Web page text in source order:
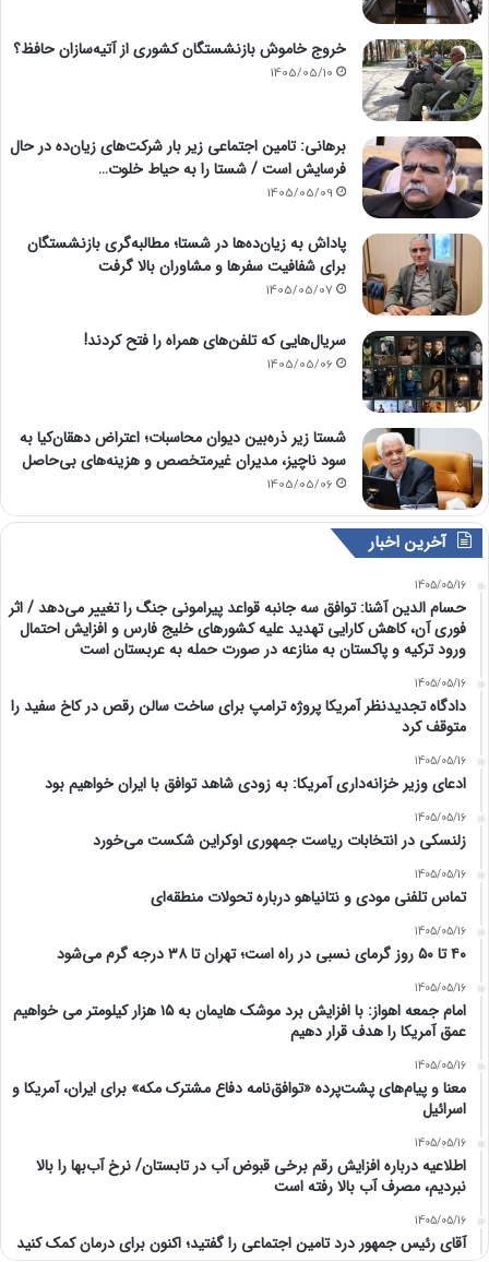
خروج خاموش بازنشستگان کشوری از آتیه‌سازان حافظ؟
1405/05/10
برهانی: تامین اجتماعی زیر بار شرکت‌های زیان‌ده در حال
فرسایش است / شستا را به حیاط خلوت…
1405/05/09
پاداش به زیان‌ده‌ها در شستا؛ مطالبه‌گری بازنشستگان
برای شفافیت سفرها و مشاوران بالا گرفت
1405/05/07
سریال‌هایی که تلفن‌های همراه را فتح کردند!
1405/05/06
شستا زیر ذره‌بین دیوان محاسبات؛ اعتراض دهقان‌کیا به
سود ناچیز، مدیران غیرمتخصص و هزینه‌های بی‌حاصل
1405/05/06
آخرین اخبار
1405/05/16
حسام الدین آشنا: توافق سه جانبه قواعد پیرامونی جنگ را تغییر می‌دهد / اثر
فوری آن، کاهش کارایی تهدید علیه کشور‌های خلیج فارس و افزایش احتمال
ورود ترکیه و پاکستان به منازعه در صورت حمله به عربستان است
1405/05/16
دادگاه تجدیدنظر آمریکا پروژه ترامپ برای ساخت سالن رقص در کاخ سفید را
متوقف کرد
1405/05/16
ادعای وزیر خزانه‌داری آمریکا: به زودی شاهد توافق با ایران خواهیم بود
1405/05/16
زلنسکی در انتخابات ریاست جمهوری اوکراین شکست می‌خورد
1405/05/16
تماس تلفنی مودی و نتانیاهو درباره تحولات منطقه‌ای
1405/05/16
۴۰ تا ۵۰ روز گرمای نسبی در راه است؛ تهران تا ۳۸ درجه گرم می‌شود
1405/05/16
امام‌ جمعه اهواز: با افزایش برد موشک هایمان به ۱۵ هزار کیلومتر می خواهیم
عمق آمریکا را هدف قرار دهیم
1405/05/16
معنا و پیام‌های پشت‌پرده «توافق‌نامه دفاع مشترک مکه» برای ایران، آمریکا و
اسرائیل
1405/05/16
اطلاعیه درباره افزایش رقم برخی قبوض آب در تابستان/ نرخ آب‌بها را بالا
نبردیم، مصرف آب بالا رفته است
1405/05/16
آقای رئیس جمهور درد تامین اجتماعی را گفتید؛ اکنون برای درمان کمک کنید